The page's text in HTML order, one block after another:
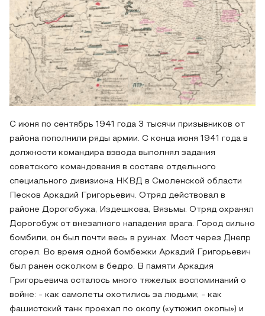
С июня по сентябрь 1941 года 3 тысячи призывников от
района пополнили ряды армии. С конца июня 1941 года в
должности командира взвода выполнял задания
советского командования в составе отдельного
специального дивизиона НКВД в Смоленской области
Песков Аркадий Григорьевич. Отряд действовал в
районе Дорогобужа, Издешкова, Вязьмы. Отряд охранял
Дорогобуж от внезапного нападения врага. Город сильно
бомбили, он был почти весь в руинах. Мост через Днепр
сгорел. Во время одной бомбежки Аркадий Григорьевич
был ранен осколком в бедро. В памяти Аркадия
Григорьевича осталось много тяжелых воспоминаний о
войне: - как самолеты охотились за людьми; - как
фашистский танк проехал по окопу («утюжил окопы») и